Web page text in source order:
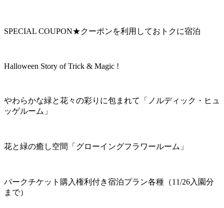
SPECIAL COUPON★クーポンを利用しておトクに宿泊
Halloween Story of Trick & Magic !
やわらかな緑と花々の彩りに包まれて「ノルディック・ヒュ
ッゲルーム」
花と緑の癒し空間「グローイングフラワールーム」
パークチケット購入権利付き宿泊プラン各種（11/26入園分
まで）